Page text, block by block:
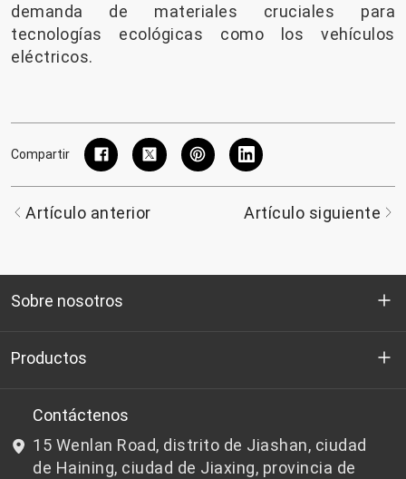
demanda de materiales cruciales para
tecnologías ecológicas como los vehículos
eléctricos.
Compartir
Artículo anterior Artículo siguiente
Sobre nosotros
Quienes somos
I+D
Noticias y Eventos
Productos
Chips de PET aptos para botellas
Chips de PET que no son aptos para botellas
Contáctenos
15 Wenlan Road, distrito de Jiashan, ciudad
de Haining, ciudad de Jiaxing, provincia de